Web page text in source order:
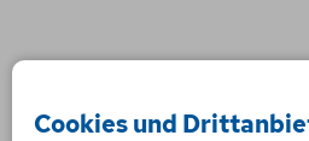
Cookies und